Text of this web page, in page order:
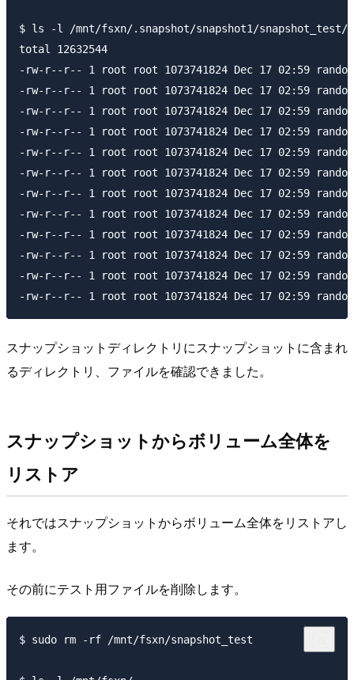
$ ls -l /mnt/fsxn/.snapshot/snapshot1/snapshot_test/
total 12632544
-rw-r--r-- 1 root root 1073741824 Dec 17 02:59
-rw-r--r-- 1 root root 1073741824 Dec 17 02:59
-rw-r--r-- 1 root root 1073741824 Dec 17 02:59
-rw-r--r-- 1 root root 1073741824 Dec 17 02:59
-rw-r--r-- 1 root root 1073741824 Dec 17 02:59
-rw-r--r-- 1 root root 1073741824 Dec 17 02:59
-rw-r--r-- 1 root root 1073741824 Dec 17 02:59
-rw-r--r-- 1 root root 1073741824 Dec 17 02:59
-rw-r--r-- 1 root root 1073741824 Dec 17 02:59
-rw-r--r-- 1 root root 1073741824 Dec 17 02:59
-rw-r--r-- 1 root root 1073741824 Dec 17 02:59
スナップショットディレクトリにスナップショットに含まれ
るディレクトリ、ファイルを確認できました。
スナップショットからボリューム全体を
リストア
それではスナップショットからボリューム全体をリストアし
ます。
その前にテスト用ファイルを削除します。
$ sudo rm -rf /mnt/fsxn/snapshot_test